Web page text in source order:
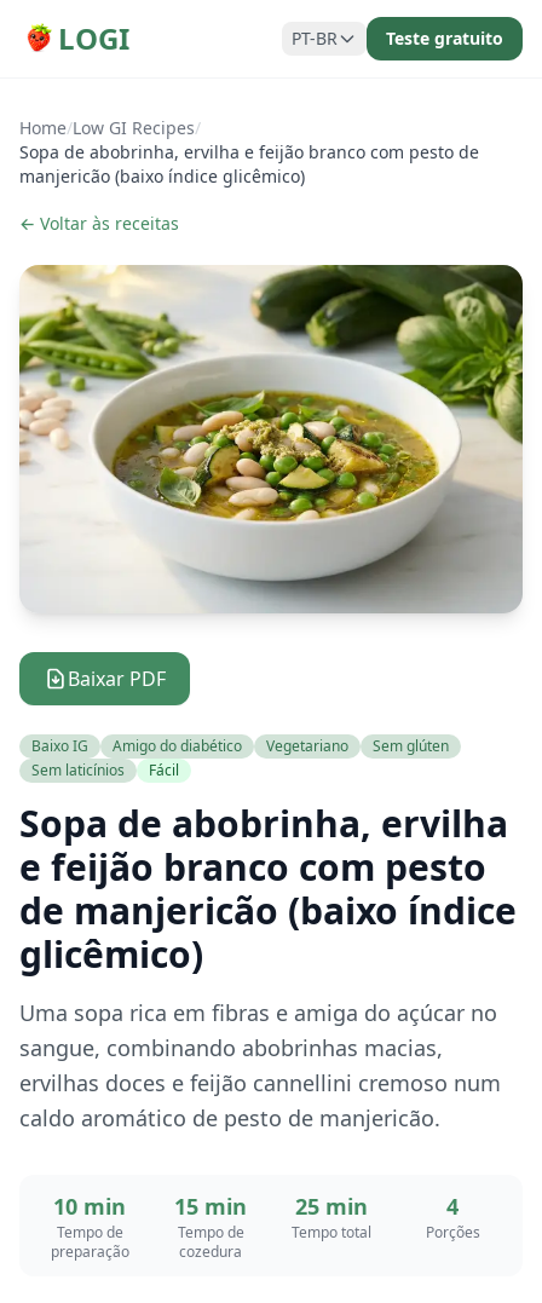
LOGI PT-BR Teste gratuito
Home/Low GI Recipes/
Sopa de abobrinha, ervilha e feijão branco com pesto de
manjericão (baixo índice glicêmico)
← Voltar às receitas
Baixar PDF
Baixo IG Amigo do diabético Vegetariano
Sem glúten
Sem laticínios
Fácil
Sopa de abobrinha, ervilha
e feijão branco com pesto
de manjericão (baixo índice
glicêmico)
Uma sopa rica em fibras e amiga do açúcar no
sangue, combinando abobrinhas macias,
ervilhas doces e feijão cannellini cremoso num
caldo aromático de pesto de manjericão.
10 min
Tempo de
preparação
15 min
Tempo de
cozedura
25 min
Tempo total
4
Porções